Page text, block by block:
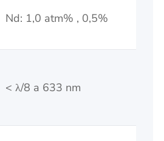
Nd: 1,0 atm% , 0,5%
< λ/8 a 633 nm